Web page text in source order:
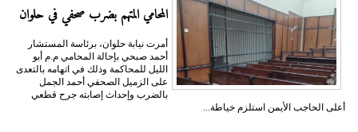
المحامي المتهم بضرب صحفي في حلوان
أمرت نيابة حلوان، برئاسة المستشار
أحمد صبحي بإحالة المحامي م.م أبو
الليل للمحاكمة وذلك في اتهامه بالتعدى
على الزميل الصحفي أحمد الجمل
بالضرب وإحداث إصابته جرح قطعي
أعلى الحاجب الأيمن استلزم خياطة...